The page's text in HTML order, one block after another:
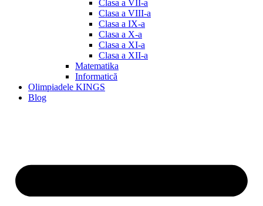
Clasa a VII-a
Clasa a VIII-a
Clasa a IX-a
Clasa a X-a
Clasa a XI-a
Clasa a XII-a
Matematika
Informatică
Olimpiadele KINGS
Blog